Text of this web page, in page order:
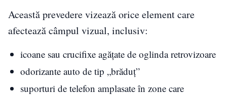
Această prevedere vizează orice element care
afectează câmpul vizual, inclusiv:
icoane sau crucifixe agățate de oglinda retrovizoare
odorizante auto de tip „brăduț”
suporturi de telefon amplasate în zone care